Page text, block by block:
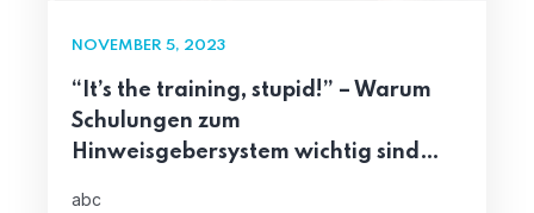
NOVEMBER 5, 2023
“It’s the training, stupid!” – Warum
Schulungen zum
Hinweisgebersystem wichtig sind…
abc